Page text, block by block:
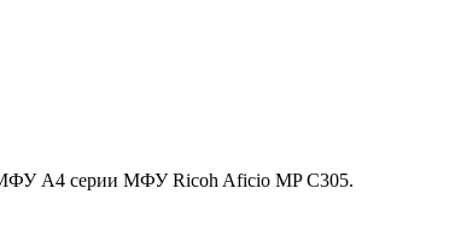
A4 серии МФУ Ricoh Aficio MP С305.